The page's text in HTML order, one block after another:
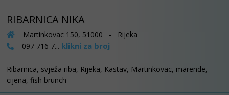
RIBARNICA NIKA
Martinkovac 150, 51000 - Rijeka
097 716 7... klikni za broj
Ribarnica, svježa riba, Rijeka, Kastav, Martinkovac, marende,
cijena, fish brunch